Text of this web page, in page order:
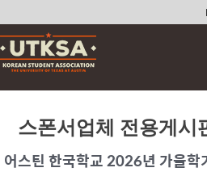
Skip
to
content
스폰서업체 전용게시
어스틴 한국학교 2026년 가을학